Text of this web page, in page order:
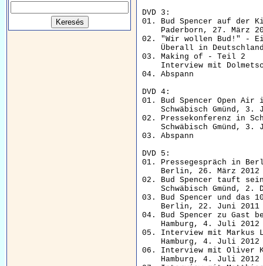
DVD 3:
01. Bud Spencer auf
Paderborn, 27. März
02. "Wir wollen Bud!" -
Überall in
03. Making of - Teil
Interview mit
04. Abspann
DVD 4:
01. Bud Spencer Open Air
Schwäbisch Gmünd, 3.
02. Pressekonferenz in
Schwäbisch Gmünd, 3.
03. Abspann
DVD 5:
01. Pressegespräch
    Berlin, 26. März 2012
02. Bud Spencer tauft
Schwäbisch Gmünd, 2.
03. Bud Spencer und das
    Berlin, 22. Juni 2011
04. Bud Spencer zu
    Hamburg, 4. Juli 2012
05. Interview mit
    Hamburg, 4. Juli 2012
06. Interview mit
    Hamburg, 4. Juli 2012